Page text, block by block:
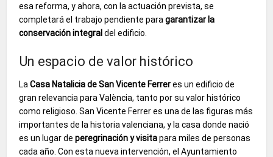
esa reforma, y ahora, con la actuación prevista, se
completará el trabajo pendiente paragarantizar la
conservación integral del edificio.
Un espacio de valor histórico
LaCasa Natalicia de San Vicente Ferreres un edificio de
gran relevancia para València, tanto por su valor histórico
como religioso. San Vicente Ferrer es una de las figuras más
importantes de la historia valenciana, y la casa donde nació
es un lugar deperegrinación y visitapara miles de personas
cada año. Con esta nueva intervención, el Ayuntamiento